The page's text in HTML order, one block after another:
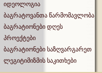
იდეოლოგია
ბაგრატოვანთა წარმომავლობა
ბაგრატიონები დღეს
პროექტები
ბაგრატიონები საზღვარგარეთ
ლეგიტიმიზმის საკითხები